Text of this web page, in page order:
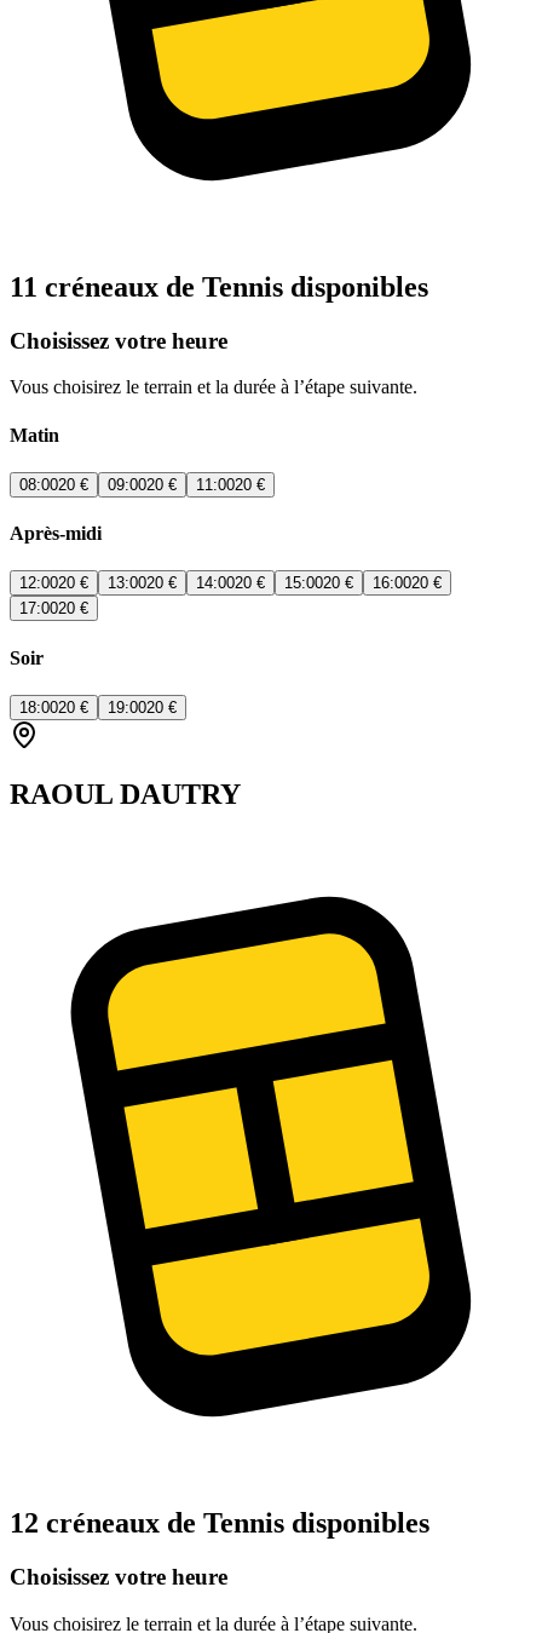
11 créneaux de Tennis disponibles
Choisissez votre heure
Vous choisirez le terrain et la durée à l’étape suivante.
Matin
08:0020 € 09:0020 € 11:0020 €
Après-midi
12:0020 € 13:0020 € 14:0020 € 15:0020 € 16:0020 €
17:0020 €
Soir
18:0020 € 19:0020 €
RAOUL DAUTRY
12 créneaux de Tennis disponibles
Choisissez votre heure
Vous choisirez le terrain et la durée à l’étape suivante.